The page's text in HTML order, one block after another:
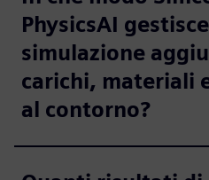
PhysicsAI
simulazione
carichi, materiali
al contorno?